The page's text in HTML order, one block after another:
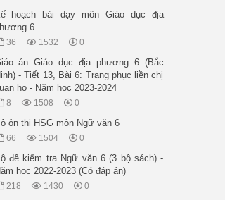
hoạch bài dạy môn Giáo dục địa
6
36 1532 0
án Giáo dục địa phương 6 (Bắc
- Tiết 13, Bài 6: Trang phục liền chị
họ - Năm học 2023-2024
8 1508 0
ôn thi HSG môn Ngữ văn 6
66 1504 0
đề kiểm tra Ngữ văn 6 (3 bộ sách) -
học 2022-2023 (Có đáp án)
218 1430 0